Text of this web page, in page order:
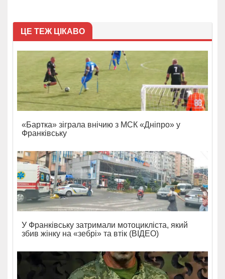
ЦЕ ТЕЖ ЦІКАВО
«Бартка» зіграла внічию з МСК «Дніпро» у
Франківську
У Франківську затримали мотоцикліста, який
збив жінку на «зебрі» та втік (ВІДЕО)